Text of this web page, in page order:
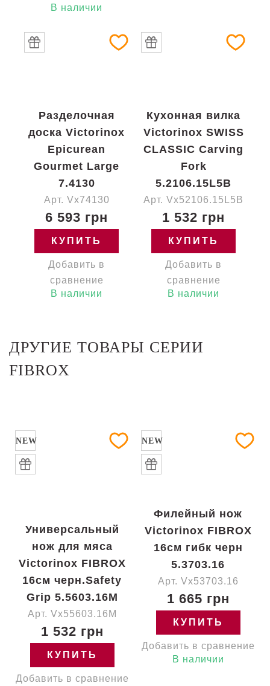
В наличии
Разделочная
доска Victorinox
Epicurean
Gourmet Large
7.4130
Арт. Vx74130
6 593 грн
КУПИТЬ
Добавить в
сравнение
В наличии
Кухонная вилка
Victorinox SWISS
CLASSIC Carving
Fork
5.2106.15L5B
Арт. Vx52106.15L5B
1 532 грн
КУПИТЬ
Добавить в
сравнение
В наличии
ДРУГИЕ ТОВАРЫ СЕРИИ
FIBROX
NEW
Универсальный
нож для мяса
Victorinox FIBROX
16см черн.Safety
Grip 5.5603.16M
Арт. Vx55603.16M
1 532 грн
КУПИТЬ
Добавить в сравнение
NEW
Филейный нож
Victorinox FIBROX
16см гибк черн
5.3703.16
Арт. Vx53703.16
1 665 грн
КУПИТЬ
Добавить в сравнение
В наличии